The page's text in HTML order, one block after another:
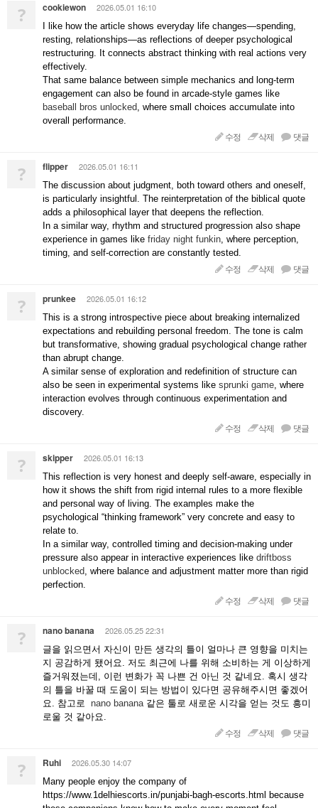
? cookiewon 2026.05.01 16:10
I like how the article shows everyday life changes—spending,
resting, relationships—as reflections of deeper psychological
restructuring. It connects abstract thinking with real actions very
effectively.
That same balance between simple mechanics and long-term
engagement can also be found in arcade-style games like
baseball bros unlocked, where small choices accumulate into
overall performance.
수정 삭제 댓글
? flipper 2026.05.01 16:11
The discussion about judgment, both toward others and oneself,
is particularly insightful. The reinterpretation of the biblical quote
adds a philosophical layer that deepens the reflection.
In a similar way, rhythm and structured progression also shape
experience in games like friday night funkin, where perception,
timing, and self-correction are constantly tested.
수정 삭제 댓글
? prunkee 2026.05.01 16:12
This is a strong introspective piece about breaking internalized
expectations and rebuilding personal freedom. The tone is calm
but transformative, showing gradual psychological change rather
than abrupt change.
A similar sense of exploration and redefinition of structure can
also be seen in experimental systems like sprunki game, where
interaction evolves through continuous experimentation and
discovery.
수정 삭제 댓글
? skipper 2026.05.01 16:13
This reflection is very honest and deeply self-aware, especially in
how it shows the shift from rigid internal rules to a more flexible
and personal way of living. The examples make the
psychological “thinking framework” very concrete and easy to
relate to.
In a similar way, controlled timing and decision-making under
pressure also appear in interactive experiences like driftboss
unblocked, where balance and adjustment matter more than rigid
perfection.
수정 삭제 댓글
? nano banana 2026.05.25 22:31
글을 읽으면서 자신이 만든 생각의 틀이 얼마나 큰 영향을 미치는
지 공감하게 됐어요. 저도 최근에 나를 위해 소비하는 게 이상하게
즐거워졌는데, 이런 변화가 꼭 나쁜 건 아닌 것 같네요. 혹시 생각
의 틀을 바꿀 때 도움이 되는 방법이 있다면 공유해주시면 좋겠어
요. 참고로 nano banana같은 툴로 새로운 시각을 얻는 것도 흥미
로울 것 같아요.
수정 삭제 댓글
? Ruhi 2026.05.30 14:07
Many people enjoy the company of
https://www.1delhiescorts.in/punjabi-bagh-escorts.html because